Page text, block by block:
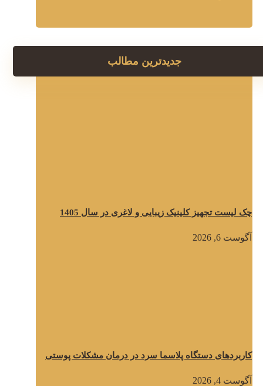
جدیدترین مطالب
چک لیست تجهیز کلینیک زیبایی و لاغری در سال 1405
آگوست 6, 2026
کاربردهای دستگاه پلاسما سرد در درمان مشکلات پوستی
آگوست 4, 2026